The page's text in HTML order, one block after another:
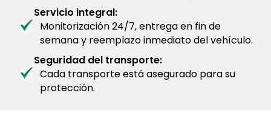
Servicio integral:
Monitorización 24/7, entrega en fin de
semana y reemplazo inmediato del vehículo.
Seguridad del transporte:
Cada transporte está asegurado para su
protección.